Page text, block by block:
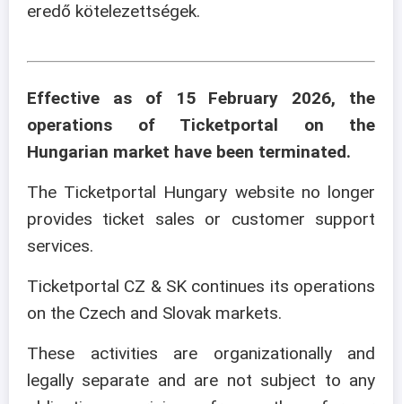
eredő kötelezettségek.
Effective as of 15 February 2026, the
operations of Ticketportal on the
Hungarian market have been terminated.
The Ticketportal Hungary website no longer
provides ticket sales or customer support
services.
Ticketportal CZ & SK continues its operations
on the Czech and Slovak markets.
These activities are organizationally and
legally separate and are not subject to any